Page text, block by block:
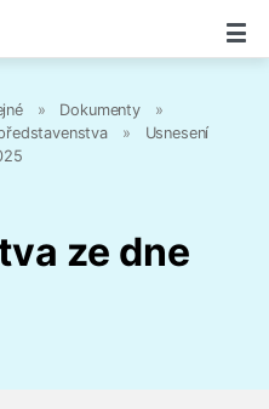
» Dokumenty
»
»
Usnesení
ze dne